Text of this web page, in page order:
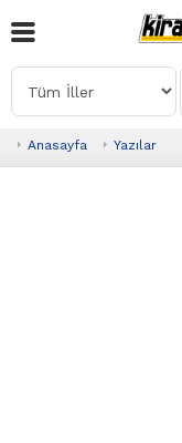
Anasayfa Yazılar